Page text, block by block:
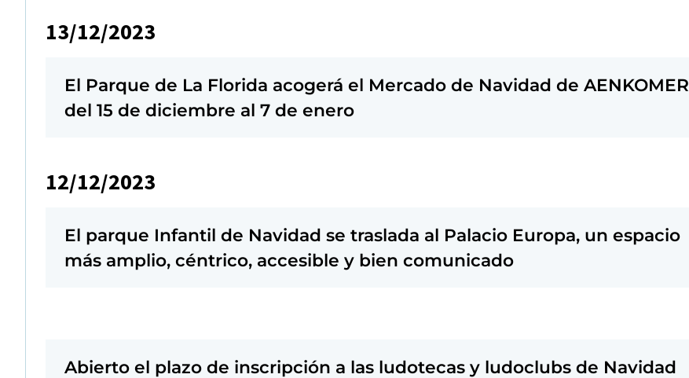
13/12/2023
El Parque de La Florida acogerá el Mercado de Navidad de AENKOMER
del 15 de diciembre al 7 de enero
12/12/2023
El parque Infantil de Navidad se traslada al Palacio Europa, un espacio
más amplio, céntrico, accesible y bien comunicado
Abierto el plazo de inscripción a las ludotecas y ludoclubs de Navidad